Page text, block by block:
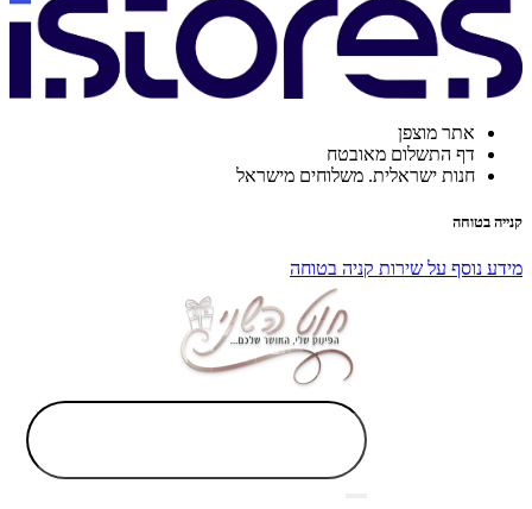
אתר מוצפן
דף התשלום מאובטח
חנות ישראלית. משלוחים מישראל
קנייה בטוחה
מידע נוסף על שירות קניה בטוחה